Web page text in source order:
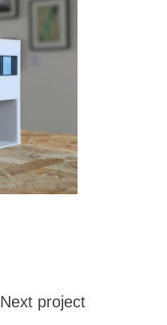
Next project